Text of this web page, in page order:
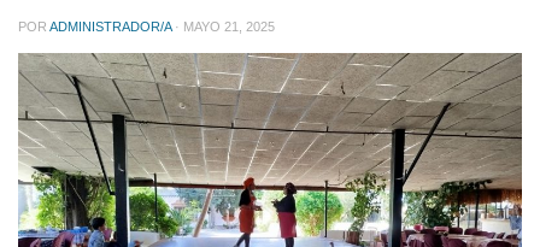
POR ADMINISTRADOR/A · MAYO 21, 2025